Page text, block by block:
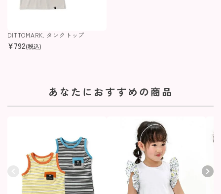
DITTOMARK. タンクトップ
¥792(税込)
あなたにおすすめの商品